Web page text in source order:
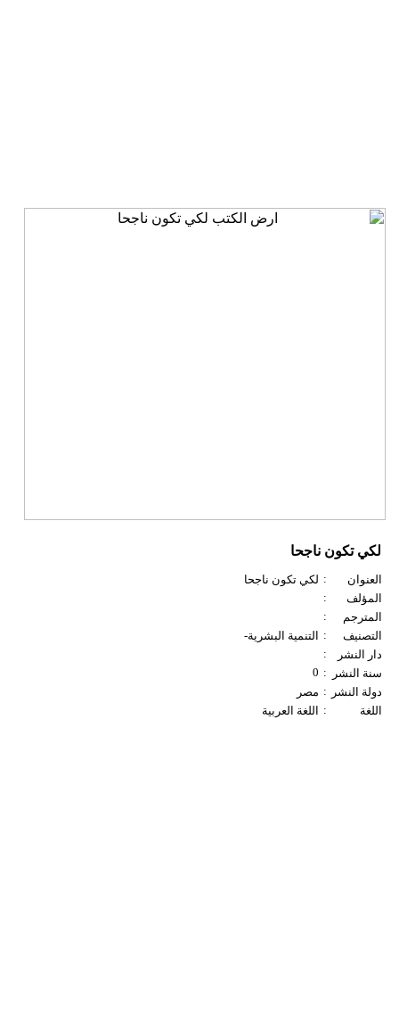
لكي تكون ناجحا
العنوان : لكي تكون ناجحا
المؤلف
:
المترجم
:
التصنيف
:
التنمية البشرية-
دار النشر
:
سنة النشر
:
0
دولة النشر
: مصر
اللغة
: اللغة العربية